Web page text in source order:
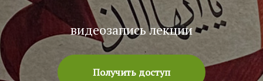
видеозапись лекции
Получить доступ